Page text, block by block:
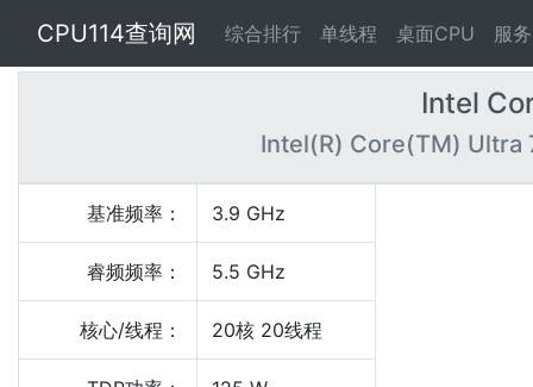
CPU114查询网 综合排行 单线程 桌面CPU 服
Intel
Intel(R) Core(TM) Ultra
基准频率： 3.9 GHz
睿频频率： 5.5 GHz
核心/线程： 20核 20线程